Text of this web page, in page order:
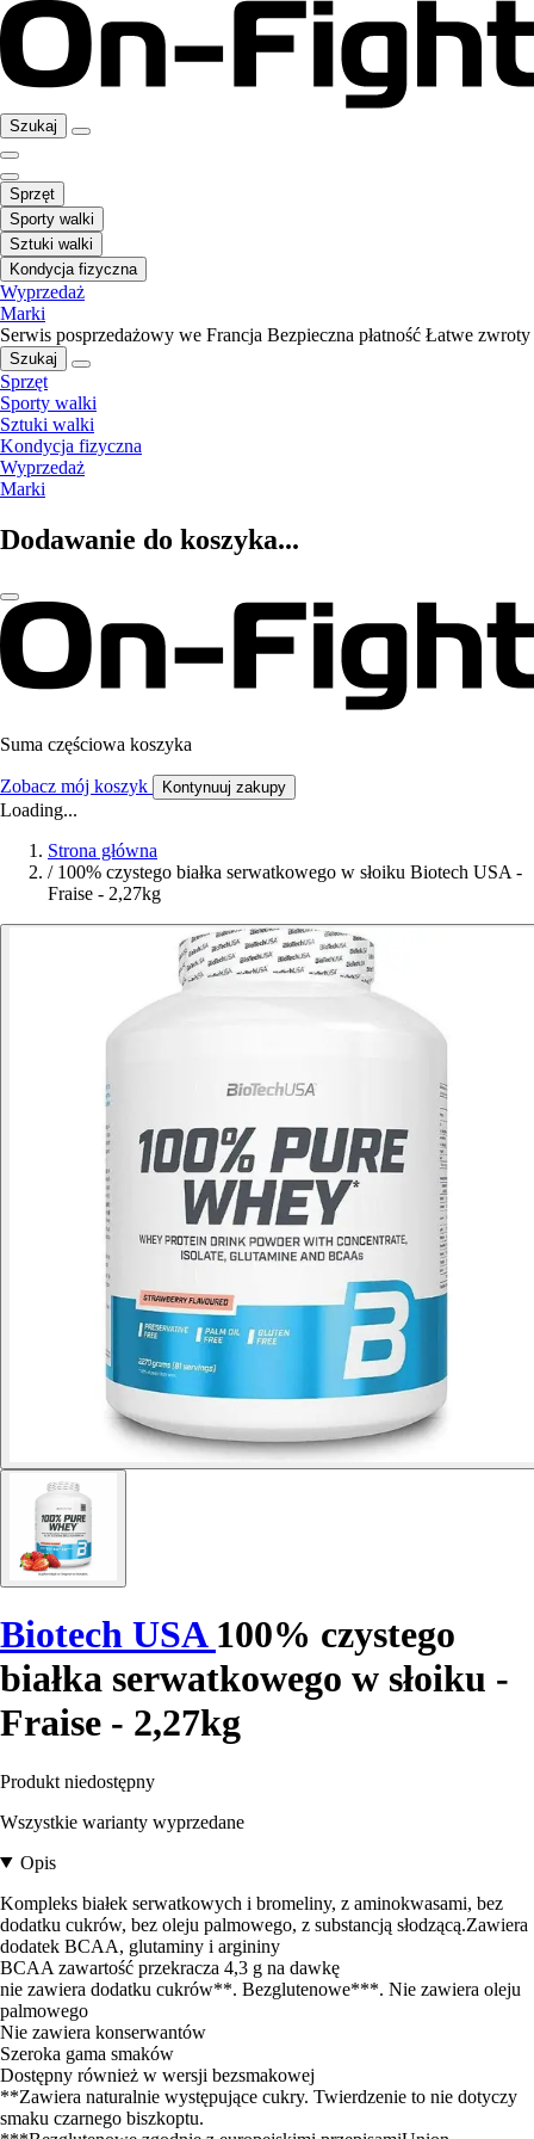
Szukaj
Sprzęt
Sporty walki
Sztuki walki
Kondycja fizyczna
Wyprzedaż
Marki
Serwis posprzedażowy we Francja Bezpieczna płatność Łatwe zwroty
Szukaj
Sprzęt
Sporty walki
Sztuki walki
Kondycja fizyczna
Wyprzedaż
Marki
Dodawanie do koszyka...
Suma częściowa koszyka
Zobacz mój koszyk Kontynuuj zakupy
Loading...
Strona główna
/ 100% czystego białka serwatkowego w słoiku Biotech USA -
Fraise - 2,27kg
Biotech USA 100% czystego
białka serwatkowego w słoiku -
Fraise - 2,27kg
Produkt niedostępny
Wszystkie warianty wyprzedane
Opis
Kompleks białek serwatkowych i bromeliny, z aminokwasami, bez
dodatku cukrów, bez oleju palmowego, z substancją słodzącą.Zawiera
dodatek BCAA, glutaminy i argininy
BCAA zawartość przekracza 4,3 g na dawkę
nie zawiera dodatku cukrów**. Bezglutenowe***. Nie zawiera oleju
palmowego
Nie zawiera konserwantów
Szeroka gama smaków
Dostępny również w wersji bezsmakowej
**Zawiera naturalnie występujące cukry. Twierdzenie to nie dotyczy
smaku czarnego biszkoptu.